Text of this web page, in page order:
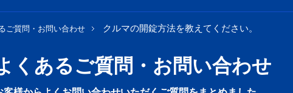
ご質問・お問い合わせ クルマの開錠方法を教えてください。
くあるご質問・お問い合わせ